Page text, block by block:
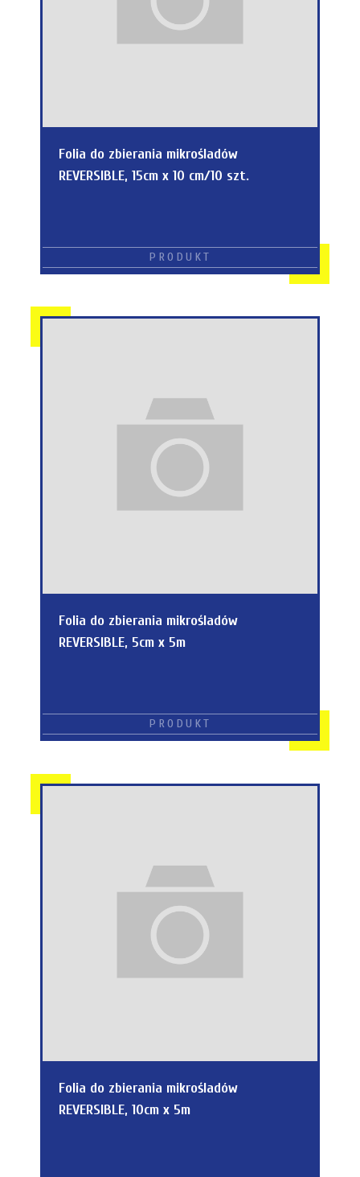
Folia do zbierania mikrośladów
REVERSIBLE, 15cm x 10 cm/10 szt.
Folia do zbierania mikrośladów
REVERSIBLE, 5cm x 5m
Folia do zbierania mikrośladów
REVERSIBLE, 10cm x 5m